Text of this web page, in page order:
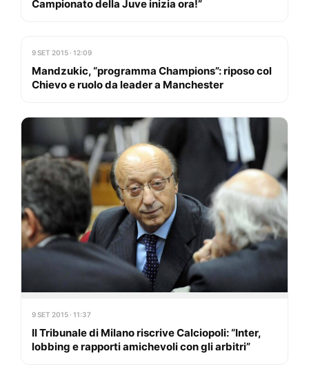
Campionato della Juve inizia ora!”
9 SET 2015 · 12:09
Mandzukic, “programma Champions”: riposo col
Chievo e ruolo da leader a Manchester
9 SET 2015 · 11:37
Il Tribunale di Milano riscrive Calciopoli: “Inter,
lobbing e rapporti amichevoli con gli arbitri”